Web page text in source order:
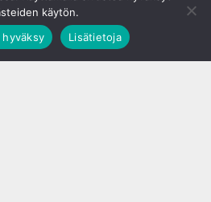
käytön.
hyväksy Lisätietoja